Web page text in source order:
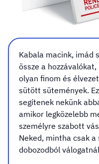
Tűzeset,
tábla,
Kivitel
Kivitel
Öntapadó kivitel
Rögzítés (csak táblához
Kabala macink, imád
össze a
olyan finom és
sütött sütemények.
segítenek nekünk
amikor legközelebb
személyre szabott
Neked, mintha csak
dobozodból